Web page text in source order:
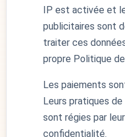
IP est activée et
publicitaires sont
traiter ces
propre Politique
Les paiements
Leurs pratiques
sont régies par
confidentialité.